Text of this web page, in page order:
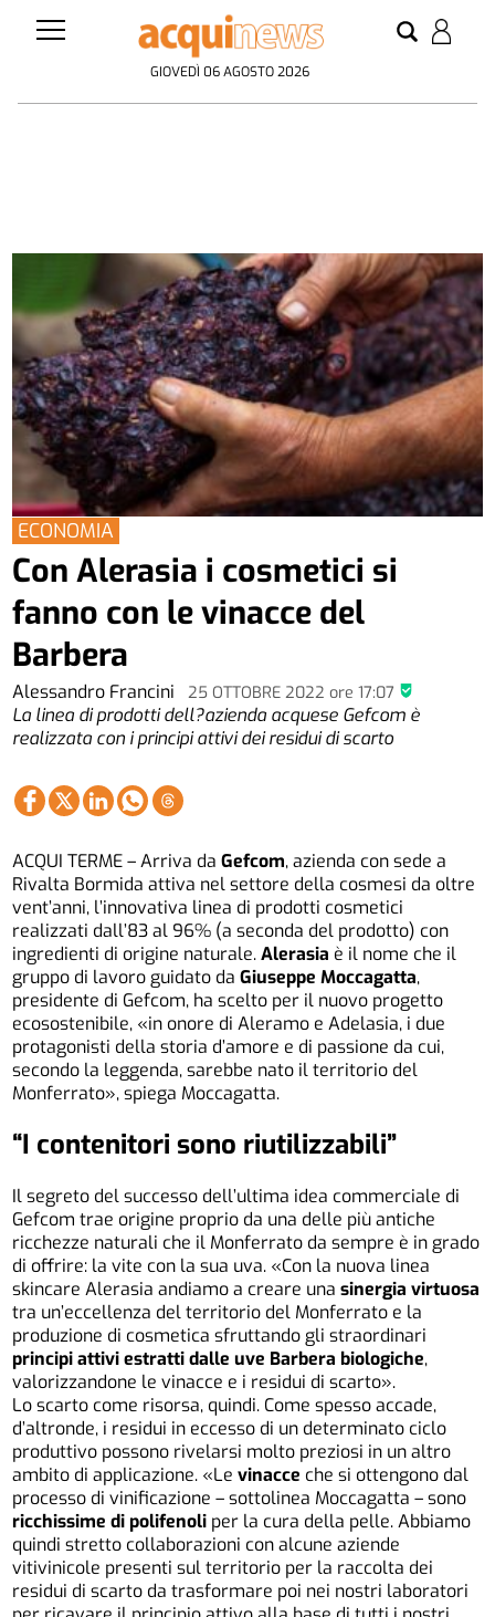
GIOVEDÌ 06 AGOSTO 2026
Alessandro Francini 25 OTTOBRE 2022ore 17:07
ECONOMIA
Con Alerasia i cosmetici si
fanno con le vinacce del
Barbera
La linea di prodotti dell?azienda acquese Gefcom è
realizzata con i principi attivi dei residui di scarto
ACQUI TERME – Arriva daGefcom, azienda con sede a
Rivalta Bormida attiva nel settore della cosmesi da oltre
vent’anni, l’innovativa linea di prodotti cosmetici
realizzati dall’83 al 96% (a seconda del prodotto) con
ingredienti di origine naturale.Alerasia è il nome che il
gruppo di lavoro guidato daGiuseppe Moccagatta,
presidente di Gefcom, ha scelto per il nuovo progetto
ecosostenibile, «in onore di Aleramo e Adelasia, i due
protagonisti della storia d’amore e di passione da cui,
secondo la leggenda, sarebbe nato il territorio del
Monferrato», spiega Moccagatta.
“I contenitori sono riutilizzabili”
Il segreto del successo dell’ultima idea commerciale di
Gefcom trae origine proprio da una delle più antiche
ricchezze naturali che il Monferrato da sempre è in grado
di offrire: la vite con la sua uva. «Con la nuova linea
skincare Alerasia andiamo a creare una sinergia virtuosa
tra un’eccellenza del territorio del Monferrato e la
produzione di cosmetica sfruttando gli straordinari
principi attivi estratti dalle uve Barbera biologiche,
valorizzandone le vinacce e i residui di scarto».
Lo scarto come risorsa, quindi. Come spesso accade,
d’altronde, i residui in eccesso di un determinato ciclo
produttivo possono rivelarsi molto preziosi in un altro
ambito di applicazione. «Levinacce che si ottengono dal
processo di vinificazione – sottolinea Moccagatta – sono
ricchissime di polifenoli per la cura della pelle. Abbiamo
quindi stretto collaborazioni con alcune aziende
vitivinicole presenti sul territorio per la raccolta dei
residui di scarto da trasformare poi nei nostri laboratori